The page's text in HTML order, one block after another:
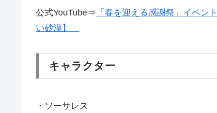
公式YouTube⇒ 「春を迎える感謝祭」イベン
い砂漠】
キャラクター
・ソーサレス